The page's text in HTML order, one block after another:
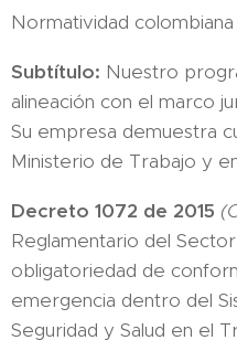
Normatividad colombiana
Subtítulo: Nuestro
alineación con el marco
Su empresa demuestra
Ministerio de Trabajo y
Decreto 1072 de 2015
Reglamentario del
obligatoriedad de
emergencia dentro del
Seguridad y Salud en el